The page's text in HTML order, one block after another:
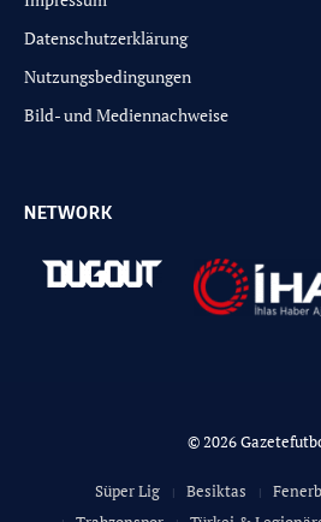
Datenschutzerklärung
Nutzungsbedingungen
Bild- und Mediennachweise
NETWORK
© 2026
Süper Lig Besiktas